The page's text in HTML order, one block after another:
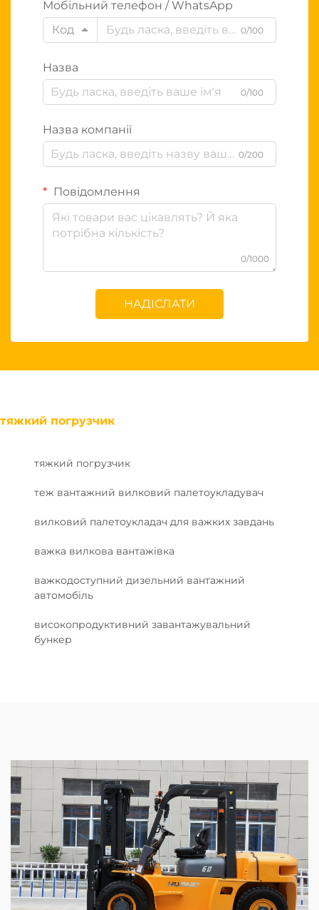
Мобільний телефон / WhatsApp
Код
0/100
Назва
0/100
Назва компанії
0/200
Повідомлення
0/1000
НАДІСЛАТИ
тяжкий погрузчик
тяжкий погрузчик
теж вантажний вилковий палетоукладувач
вилковий палетоукладач для важких завдань
важка вилкова вантажівка
важкодоступний дизельний вантажний
автомобіль
високопродуктивний завантажувальний
бункер